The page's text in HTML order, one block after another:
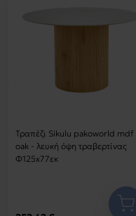
Τραπέζι Sikulu pakoworld mdf
oak - λευκή όψη τραβερτίνας
Φ125x77εκ